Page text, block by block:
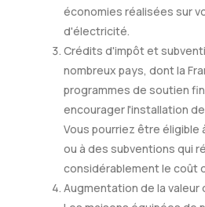
économies réalisées sur
d'électricité.
Crédits d'impôt et
nombreux pays, dont la
programmes de soutien
encourager l'installation
Vous pourriez être
ou à des subventions qui
considérablement le coût
Augmentation de la